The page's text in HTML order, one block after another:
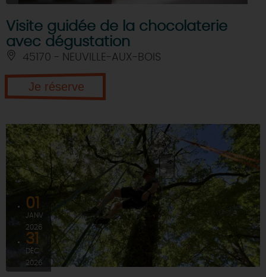
Visite guidée de la chocolaterie
avec dégustation
45170 - NEUVILLE-AUX-BOIS
Je réserve
01
JANV
2026
31
DÉC
2026